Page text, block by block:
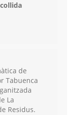
de
Tabuenca
La
Residus.